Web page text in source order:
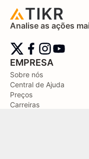
Analise as ações
EMPRESA
Sobre nós
Central de Ajuda
Preços
Carreiras